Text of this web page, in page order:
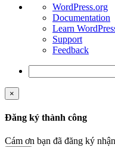
About
WordPress
WordPress.org
Documentation
Learn
Support
Feedback
×
Đăng ký thành công
Cám ơn bạn đã đăng ký